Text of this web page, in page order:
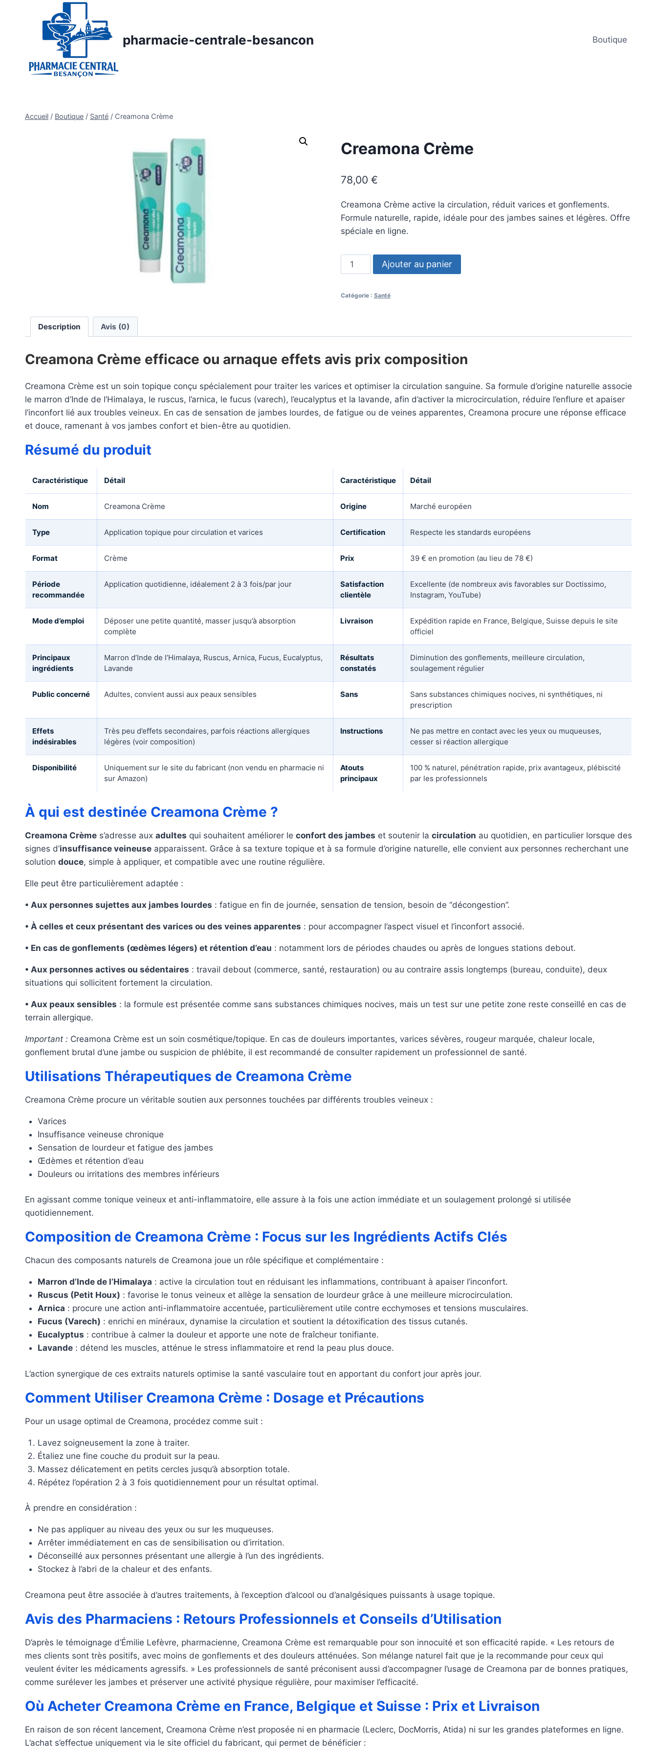
pharmacie-centrale-besancon Boutique
Accueil / Boutique / Santé / Creamona Crème
Creamona Crème
78,00 €
Creamona Crème active la circulation, réduit varices et gonflements.
Formule naturelle, rapide, idéale pour des jambes saines et légères. Offre
spéciale en ligne.
quantité
de
Crème
Ajouter au panier
Catégorie : Santé
Description Avis (0)
Creamona Crème efficace ou arnaque effets avis prix composition
Creamona Crème est un soin topique conçu spécialement pour traiter les varices et optimiser la circulation sanguine. Sa formule d’origine naturelle associe
le marron d’Inde de l’Himalaya, le ruscus, l’arnica, le fucus (varech), l’eucalyptus et la lavande, afin d’activer la microcirculation, réduire l’enflure et apaiser
l’inconfort lié aux troubles veineux. En cas de sensation de jambes lourdes, de fatigue ou de veines apparentes, Creamona procure une réponse efficace
et douce, ramenant à vos jambes confort et bien-être au quotidien.
Résumé du produit
Caractéristique Détail Caractéristique Détail
Nom Creamona Crème Origine Marché européen
Type Application topique pour circulation et varices Certification Respecte les standards européens
Format Crème Prix 39 € en promotion (au lieu de 78 €)
Période
recommandée
Application quotidienne, idéalement 2 à 3 fois/par jour
Satisfaction
clientèle
Excellente (de nombreux avis favorables sur Doctissimo,
Instagram, YouTube)
Mode d’emploi
Déposer une petite quantité, masser jusqu’à absorption
complète
Livraison
Expédition rapide en France, Belgique, Suisse depuis le site
officiel
Principaux
ingrédients
Marron d’Inde de l’Himalaya, Ruscus, Arnica, Fucus, Eucalyptus,
Lavande
Résultats
constatés
Diminution des gonflements, meilleure circulation,
soulagement régulier
Public concerné Adultes, convient aussi aux peaux sensibles Sans
Sans substances chimiques nocives, ni synthétiques, ni
prescription
Effets
indésirables
Très peu d’effets secondaires, parfois réactions allergiques
légères (voir composition)
Instructions
Ne pas mettre en contact avec les yeux ou muqueuses,
cesser si réaction allergique
Disponibilité
Uniquement sur le site du fabricant (non vendu en pharmacie ni
sur Amazon)
Atouts
principaux
100 % naturel, pénétration rapide, prix avantageux, plébiscité
par les professionnels
À qui est destinée Creamona Crème ?
Creamona Crème s’adresse aux adultes qui souhaitent améliorer le confort des jambes et soutenir la circulation au quotidien, en particulier lorsque des
signes d’insuffisance veineuse apparaissent. Grâce à sa texture topique et à sa formule d’origine naturelle, elle convient aux personnes recherchant une
solution douce, simple à appliquer, et compatible avec une routine régulière.
Elle peut être particulièrement adaptée :
• Aux personnes sujettes aux jambes lourdes : fatigue en fin de journée, sensation de tension, besoin de “décongestion”.
• À celles et ceux présentant des varices ou des veines apparentes : pour accompagner l’aspect visuel et l’inconfort associé.
• En cas de gonflements (œdèmes légers) et rétention d’eau : notamment lors de périodes chaudes ou après de longues stations debout.
• Aux personnes actives ou sédentaires : travail debout (commerce, santé, restauration) ou au contraire assis longtemps (bureau, conduite), deux
situations qui sollicitent fortement la circulation.
• Aux peaux sensibles : la formule est présentée comme sans substances chimiques nocives, mais un test sur une petite zone reste conseillé en cas de
terrain allergique.
Important : Creamona Crème est un soin cosmétique/topique. En cas de douleurs importantes, varices sévères, rougeur marquée, chaleur locale,
gonflement brutal d’une jambe ou suspicion de phlébite, il est recommandé de consulter rapidement un professionnel de santé.
Utilisations Thérapeutiques de Creamona Crème
Creamona Crème procure un véritable soutien aux personnes touchées par différents troubles veineux :
Varices
Insuffisance veineuse chronique
Sensation de lourdeur et fatigue des jambes
Œdèmes et rétention d’eau
Douleurs ou irritations des membres inférieurs
En agissant comme tonique veineux et anti-inflammatoire, elle assure à la fois une action immédiate et un soulagement prolongé si utilisée
quotidiennement.
Composition de Creamona Crème : Focus sur les Ingrédients Actifs Clés
Chacun des composants naturels de Creamona joue un rôle spécifique et complémentaire :
Marron d’Inde de l’Himalaya : active la circulation tout en réduisant les inflammations, contribuant à apaiser l’inconfort.
Ruscus (Petit Houx) : favorise le tonus veineux et allège la sensation de lourdeur grâce à une meilleure microcirculation.
Arnica : procure une action anti-inflammatoire accentuée, particulièrement utile contre ecchymoses et tensions musculaires.
Fucus (Varech) : enrichi en minéraux, dynamise la circulation et soutient la détoxification des tissus cutanés.
Eucalyptus : contribue à calmer la douleur et apporte une note de fraîcheur tonifiante.
Lavande: détend les muscles, atténue le stress inflammatoire et rend la peau plus douce.
L’action synergique de ces extraits naturels optimise la santé vasculaire tout en apportant du confort jour après jour.
Comment Utiliser Creamona Crème : Dosage et Précautions
Pour un usage optimal de Creamona, procédez comme suit :
Lavez soigneusement la zone à traiter.
Étaliez une fine couche du produit sur la peau.
Massez délicatement en petits cercles jusqu’à absorption totale.
Répétez l’opération 2 à 3 fois quotidiennement pour un résultat optimal.
À prendre en considération :
Ne pas appliquer au niveau des yeux ou sur les muqueuses.
Arrêter immédiatement en cas de sensibilisation ou d’irritation.
Déconseillé aux personnes présentant une allergie à l’un des ingrédients.
Stockez à l’abri de la chaleur et des enfants.
Creamona peut être associée à d’autres traitements, à l’exception d’alcool ou d’analgésiques puissants à usage topique.
Avis des Pharmaciens : Retours Professionnels et Conseils d’Utilisation
D’après le témoignage d’Émilie Lefèvre, pharmacienne, Creamona Crème est remarquable pour son innocuité et son efficacité rapide. « Les retours de
mes clients sont très positifs, avec moins de gonflements et des douleurs atténuées. Son mélange naturel fait que je la recommande pour ceux qui
veulent éviter les médicaments agressifs. » Les professionnels de santé préconisent aussi d’accompagner l’usage de Creamona par de bonnes pratiques,
comme surélever les jambes et préserver une activité physique régulière, pour maximiser l’efficacité.
Où Acheter Creamona Crème en France, Belgique et Suisse : Prix et Livraison
En raison de son récent lancement, Creamona Crème n’est proposée ni en pharmacie (Leclerc, DocMorris, Atida) ni sur les grandes plateformes en ligne.
L’achat s’effectue uniquement via le site officiel du fabricant, qui permet de bénéficier :